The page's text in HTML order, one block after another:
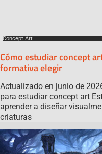
Concept Art
Cómo estudiar concept
formativa elegir
Actualizado en junio de
para estudiar concept art
aprender a diseñar
criaturas